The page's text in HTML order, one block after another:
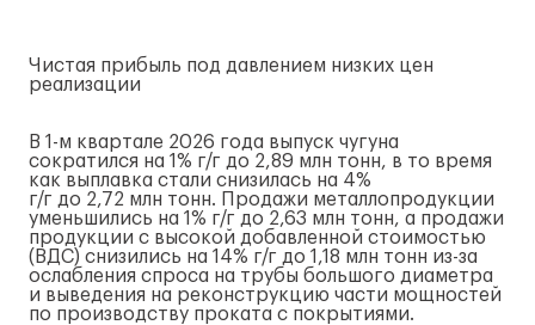
Чистая прибыль под давлением низких цен
реализации
В 1-м квартале 2026 года выпуск чугуна
сократился на 1% г/г до 2,89 млн тонн, в то время
как выплавка стали снизилась на 4%
г/г до 2,72 млн тонн. Продажи металлопродукции
уменьшились на 1% г/г до 2,63 млн тонн, а продажи
продукции с высокой добавленной стоимостью
(ВДС) снизились на 14% г/г до 1,18 млн тонн из-за
ослабления спроса на трубы большого диаметра
и выведения на реконструкцию части мощностей
по производству проката с покрытиями.